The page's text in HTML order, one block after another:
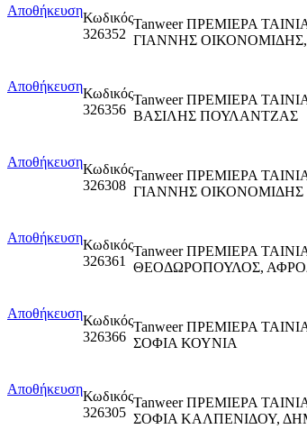
ΑποθήκευσηΚωδικός
326352
Tanweer ΠΡΕΜΙΕΡΑ
ΓΙΑΝΝΗΣ
ΑποθήκευσηΚωδικός
326356
Tanweer ΠΡΕΜΙΕΡΑ
ΒΑΣΙΛΗΣ ΠΟΥΛΑΝΤΖΑΣ
ΑποθήκευσηΚωδικός
326308
Tanweer ΠΡΕΜΙΕΡΑ
ΓΙΑΝΝΗΣ ΟΙΚΟΝΟΜΙΔΗΣ
ΑποθήκευσηΚωδικός
326361
Tanweer ΠΡΕΜΙΕΡΑ
ΘΕΟΔΩΡΟΠΟΥΛΟΣ,
ΑποθήκευσηΚωδικός
326366
Tanweer ΠΡΕΜΙΕΡΑ
ΣΟΦΙΑ ΚΟΥΝΙΑ
ΑποθήκευσηΚωδικός
326305
Tanweer ΠΡΕΜΙΕΡΑ
ΣΟΦΙΑ ΚΑΛΠΕΝΙΔΟΥ,